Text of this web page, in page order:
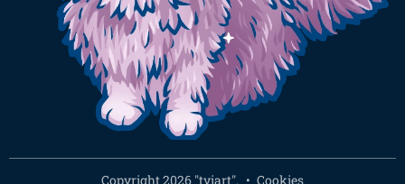
Copyright 2026 "tyiart". Cookies